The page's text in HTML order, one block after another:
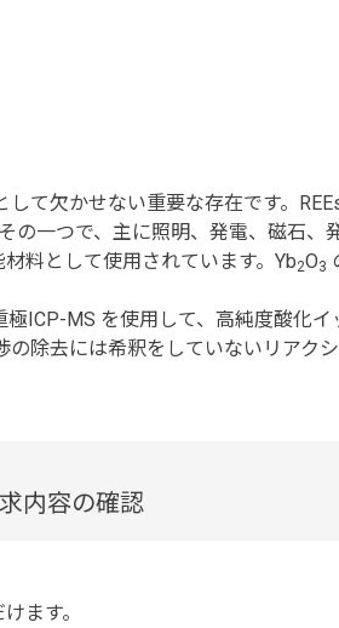
て欠かせない重要な存在です。
の一つで、主に照明、発電、磁石
料として使用されています。Yb2O3
ICP-MS を使用して、高純度酸化
除去には希釈をしていないリアク
内容の確認
ます。